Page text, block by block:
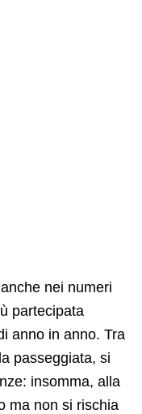
nei numeri
partecipata
anno in anno. Tra
passeggiata, si
insomma, alla
ma non si rischia